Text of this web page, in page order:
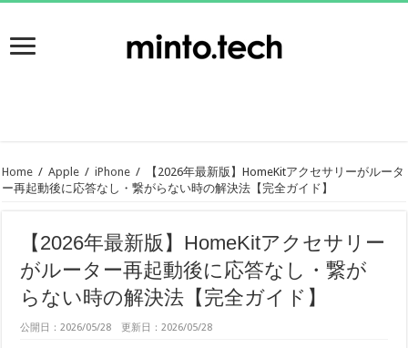
Home / Apple / iPhone /
【2026年最新版】HomeKitアクセサリーがルータ
ー再起動後に応答なし・繋がらない時の解決法【完全ガイド】
【2026年最新版】HomeKitアクセサリー
がルーター再起動後に応答なし・繋が
らない時の解決法【完全ガイド】
公開日：2026/05/28 更新日：2026/05/28